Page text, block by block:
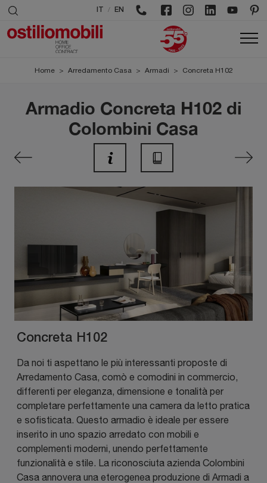
/ EN
Home > Arredamento Casa > Armadi > Concreta H102
Armadio Concreta H102 di
Colombini Casa
Concreta H102
Da noi ti aspettano le più interessanti proposte di
Arredamento Casa, comò e comodini in commercio,
differenti per eleganza, dimensione e tonalità per
completare perfettamente una camera da letto pratica
e sofisticata. Questo armadio è ideale per essere
inserito in uno spazio arredato con mobili e
complementi moderni, unendo perfettamente
funzionalità e stile. La riconosciuta azienda Colombini
Casa annovera una eterogenea produzione di Armadi a